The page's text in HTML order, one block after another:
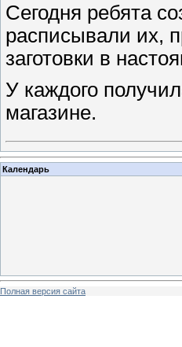
Сегодня ребята
расписывали их,
заготовки в
У каждого
магазине.
Календарь
Полная версия сайта